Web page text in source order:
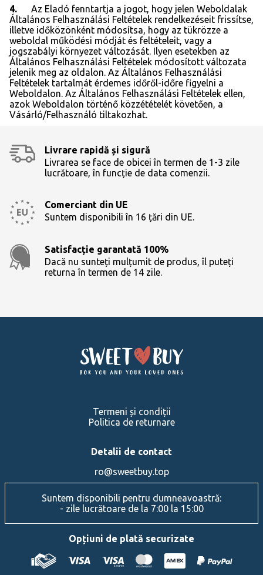
4. Az Eladó fenntartja a jogot, hogy jelen Weboldalak
Általános Felhasználási Feltételek rendelkezéseit frissítse,
illetve időközönként módosítsa, hogy az tükrözze a
weboldal működési módját és feltételeit, vagy a
jogszabályi környezet változását. Ilyen esetekben az
Általános Felhasználási Feltételek módosított változata
jelenik meg az oldalon. Az Általános Felhasználási
Feltételek tartalmát érdemes időről-időre figyelni a
Weboldalon. Az Általános Felhasználási Feltételek ellen,
azok Weboldalon történő közzétételét követően, a
Vásárló/Felhasználó tiltakozhat.
Livrare rapidă și sigură
Livrarea se face de obicei în termen de 1-3 zile
lucrătoare, în funcție de data comenzii.
Comerciant din UE
Suntem disponibili în 16 țări din UE.
Satisfacție garantată 100%
Dacă nu sunteți mulțumit de produs, îl puteți
returna în termen de 14 zile.
Termeni și condiții
Politica de returnare
Detalii de contact
ro@sweetbuy.top
Suntem disponibili pentru dumneavoastră:
- zile lucrătoare de la 7:00 la 15:00
Opțiuni de plată securizate